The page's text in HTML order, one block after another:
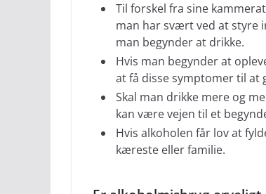
Til forskel fra sine
man har svært ved at styre
man begynder at drikke.
Hvis man begynder at
at få disse symptomer til at
Skal man drikke mere og
kan være vejen til et
Hvis alkoholen får lov at
kæreste eller familie.